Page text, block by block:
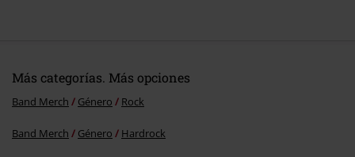
Más categorías. Más opciones
Band Merch Género Rock
Band Merch Género Hardrock